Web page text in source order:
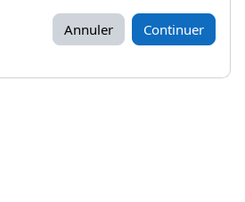
Annuler Continuer